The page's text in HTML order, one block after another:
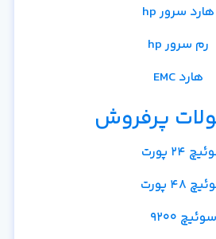
هارد سرور hp
رم سرور hp
هارد EMC
پرفروش
پورت
پورت
9200